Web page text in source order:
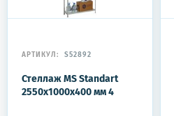
АРТИКУЛ: S52892
Стеллаж MS Standart
2550x1000x400 мм 4